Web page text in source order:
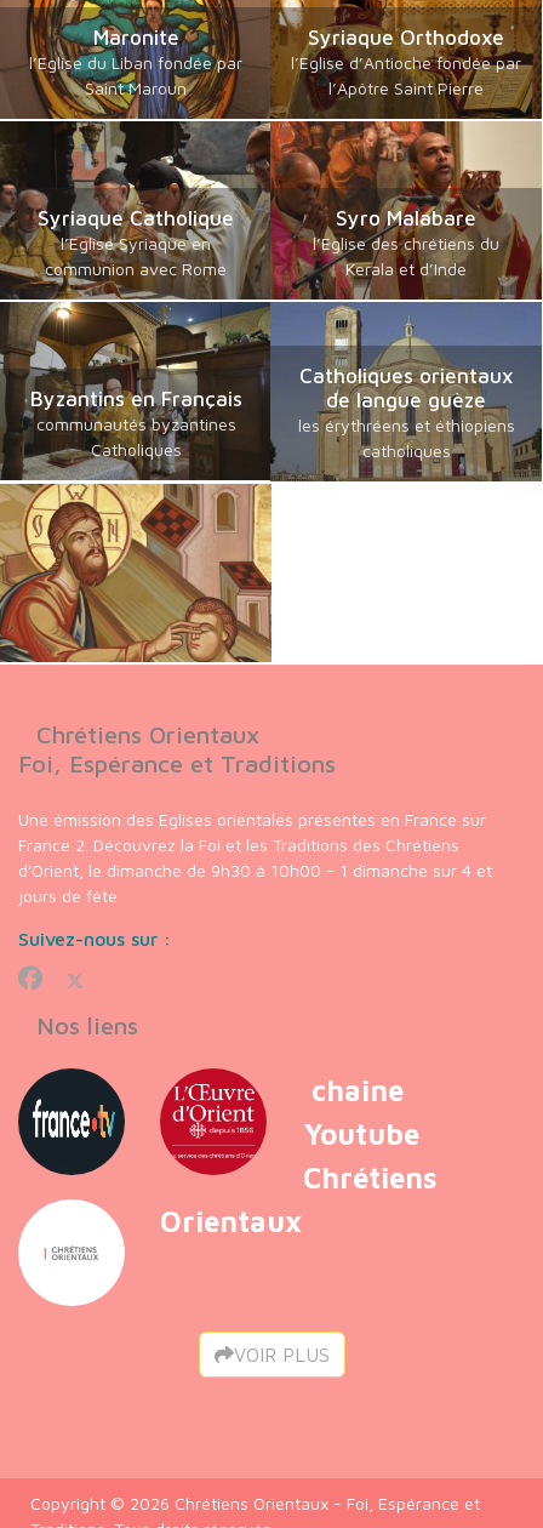
Maronite
l’Eglise du Liban fondée par
Saint Maroun
Syriaque Orthodoxe
l’Eglise d’Antioche fondée par
l’Apôtre Saint Pierre
Syriaque Catholique
l’Eglise Syriaque en
communion avec Rome
Syro Malabare
l’Eglise des chrétiens du
Kerala et d’Inde
Byzantins en Français
communautés byzantines
Catholiques
Catholiques orientaux
de langue guèze
les érythréens et éthiopiens
catholiques
Chrétiens Orientaux
Foi, Espérance et Traditions
Une émission des Eglises orientales présentes en France sur
France 2. Découvrez la Foi et les Traditions des Chrétiens
d'Orient, le dimanche de 9h30 à 10h00 - 1 dimanche sur 4 et
jours de fête
Suivez-nous sur :
Nos liens
chaine
Youtube
Chrétiens
Orientaux
VOIR PLUS
Copyright © 2026 Chrétiens Orientaux - Foi, Espérance et